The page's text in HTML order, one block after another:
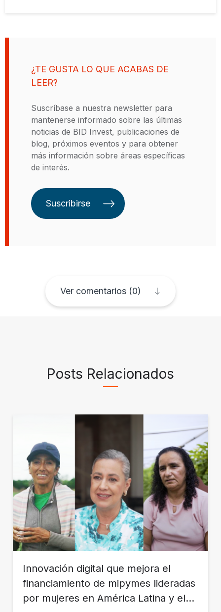
contribuyen al desarrollo
sostenible de la región. Al igual que
Desarrollo (BID), nuestro
compromiso es con el crecimiento
económico y la inclusión social,
conceptos centrales de nuestra
identidad como parte del Grupo
BID. La diferencia es que nosotros
privado.
¿TE GUSTA LO QUE ACABAS DE
LEER?
Suscríbase a nuestra newsletter para
mantenerse informado sobre las últimas
noticias de BID Invest, publicaciones de
blog, próximos eventos y para obtener
más información sobre áreas específicas
de interés.
Suscribirse
Ver comentarios (0)
Posts Relacionados
Innovación digital que mejora el
financiamiento de mipymes lideradas
por mujeres en América Latina y el